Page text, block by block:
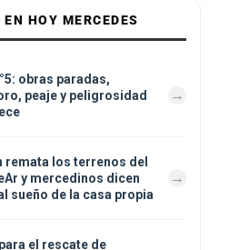
HOY MERCEDES
obras paradas,
peaje y peligrosidad
remata los terrenos del
y mercedinos dicen
sueño de la casa propia
el rescate de